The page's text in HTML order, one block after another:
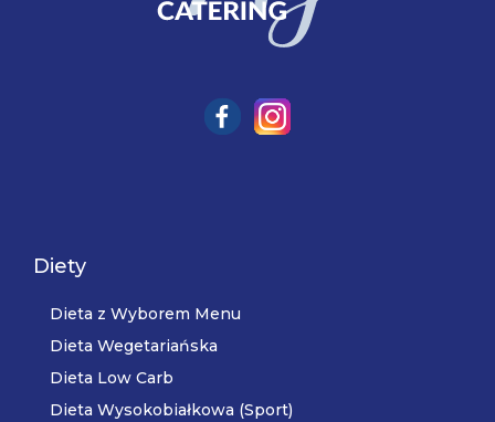
Diety
Dieta z Wyborem Menu
Dieta Wegetariańska
Dieta Low Carb
Dieta Wysokobiałkowa (Sport)